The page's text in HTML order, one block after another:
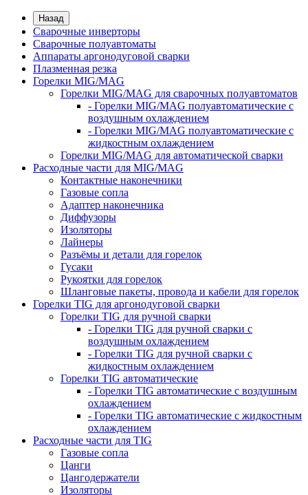
Назад
Сварочные инверторы
Сварочные полуавтоматы
Аппараты аргонодуговой сварки
Плазменная резка
Горелки MIG/MAG
Горелки MIG/MAG для сварочных полуавтоматов
- Горелки MIG/MAG полуавтоматические с
воздушным охлаждением
- Горелки MIG/MAG полуавтоматические с
жидкостным охлаждением
Горелки MIG/MAG для автоматической сварки
Расходные части для MIG/MAG
Контактные наконечники
Газовые сопла
Адаптер наконечника
Диффузоры
Изоляторы
Лайнеры
Разъёмы и детали для горелок
Гусаки
Рукоятки для горелок
Шланговые пакеты, провода и кабели для горелок
Горелки TIG для аргонодуговой сварки
Горелки TIG для ручной сварки
- Горелки TIG для ручной сварки с
воздушным охлаждением
- Горелки TIG для ручной сварки с
жидкостным охлаждением
Горелки TIG автоматические
- Горелки TIG автоматические с воздушным
охлаждением
- Горелки TIG автоматические с жидкостным
охлаждением
Расходные части для TIG
Газовые сопла
Цанги
Цангодержатели
Изоляторы